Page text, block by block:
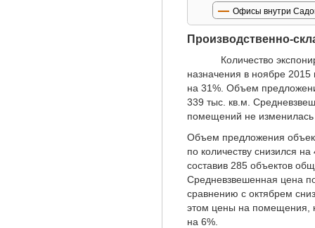
Офисы внутри
Производственно-
Количество
назначения в ноябре
на 31%. Объем
339 тыс. кв.м.
помещений не
Объем предложения
по количеству снизился
составив 285 объектов
Средневзвешенная цена
сравнению с октябрем
этом цены на помещения,
на 6%.